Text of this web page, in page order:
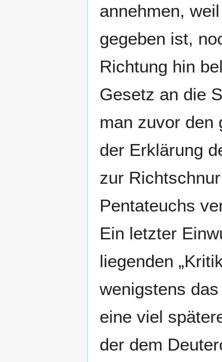
annehmen,
gegeben ist,
Richtung hin
Gesetz an die
man zuvor den
der Erklärung
zur
Pentateuchs
Ein letzter
liegenden
wenigstens
eine viel
der dem